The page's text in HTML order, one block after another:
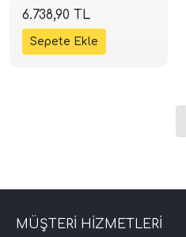
(220W) | SPLHIFI
6.738,90 TL
MÜŞTERİ HİZMETLERİ